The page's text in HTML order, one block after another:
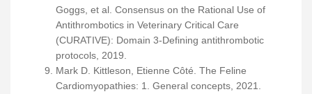
Goggs, et al. Consensus on the Rational Use of
Antithrombotics in Veterinary Critical Care
(CURATIVE): Domain 3-Defining antithrombotic
protocols, 2019.
Mark D. Kittleson, Etienne Côté. The Feline
Cardiomyopathies: 1. General concepts, 2021.